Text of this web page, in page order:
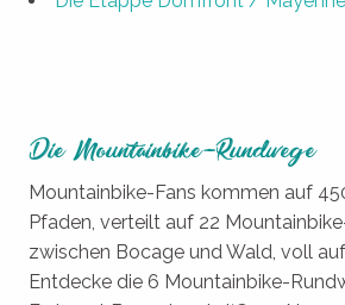
Die Mountainbike-Rundwege
Mountainbike-Fans kommen auf
Pfaden, verteilt auf 22
zwischen Bocage und Wald, voll
Entdecke die 6 Mountainbike-